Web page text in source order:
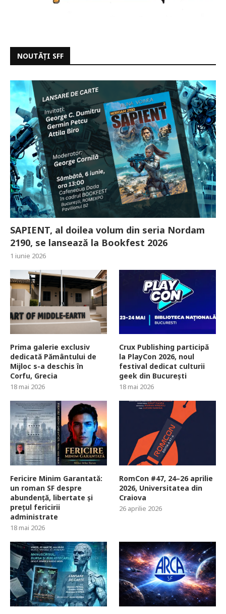
NOUTĂȚI SFF
SAPIENT, al doilea volum din seria Nordam
2190, se lansează la Bookfest 2026
1 iunie 2026
Prima galerie exclusiv
dedicată Pământului de
Mijloc s-a deschis în
Corfu, Grecia
18 mai 2026
Crux Publishing participă
la PlayCon 2026, noul
festival dedicat culturii
geek din București
18 mai 2026
Fericire Minim Garantată:
un roman SF despre
abundență, libertate și
prețul fericirii
administrate
18 mai 2026
RomCon #47, 24–26 aprilie
2026, Universitatea din
Craiova
26 aprilie 2026